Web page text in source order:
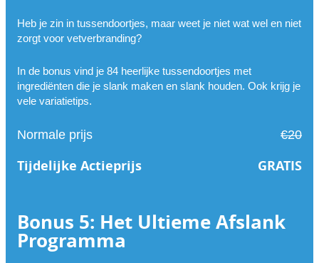
Heb je zin in tussendoortjes, maar weet je niet wat wel en niet
zorgt voor vetverbranding?
In de bonus vind je 84 heerlijke tussendoortjes met
ingrediënten die je slank maken en slank houden. Ook krijg je
vele variatietips.
Normale prijs €20
Tijdelijke Actieprijs GRATIS
Bonus 5: Het Ultieme Afslank
Programma